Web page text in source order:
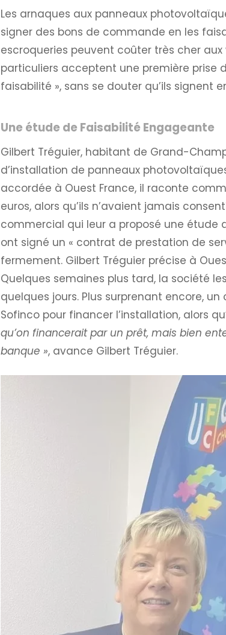
Les arnaques aux panneaux
signer des bons de commande en les
escroqueries peuvent coûter très cher
particuliers acceptent une première prise
faisabilité », sans se douter qu’ils signent
Une étude de Faisabilité Engageante
Gilbert Tréguier, habitant de Grand-
d’installation de panneaux
accordée à Ouest France, il raconte
euros, alors qu’ils n’avaient jamais
commercial qui leur a proposé une étude
ont signé un « contrat de prestation de
fermement. Gilbert Tréguier précise à
Quelques semaines plus tard, la société
quelques jours. Plus surprenant encore,
Sofinco pour financer l’installation, alors
qu’on financerait par un prêt, mais bien
banque », avance Gilbert Tréguier.